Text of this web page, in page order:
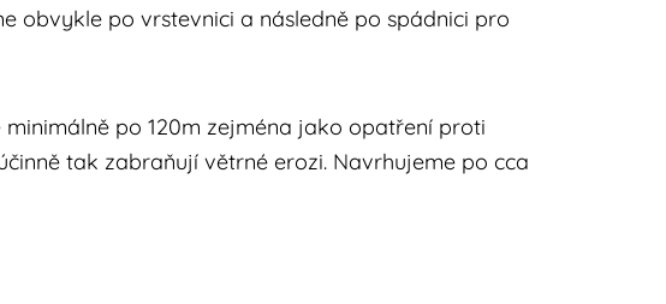
obvykle po vrstevnici a následně po spádnici pro
po 120m zejména jako opatření proti
tak zabraňují větrné erozi. Navrhujeme po cca